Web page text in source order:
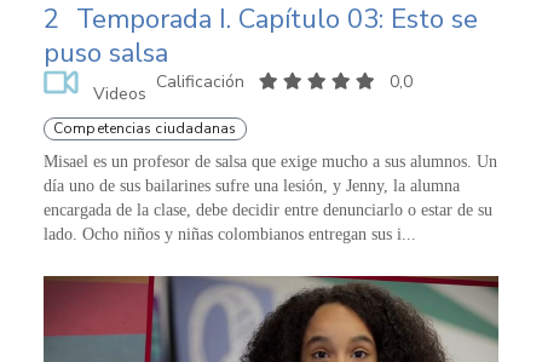
2 Temporada I. Capítulo 03: Esto se
puso salsa
Videos
Calificación 0,0
Competencias ciudadanas
Misael es un profesor de salsa que exige mucho a sus alumnos. Un
día uno de sus bailarines sufre una lesión, y Jenny, la alumna
encargada de la clase, debe decidir entre denunciarlo o estar de su
lado. Ocho niños y niñas colombianos entregan sus i...